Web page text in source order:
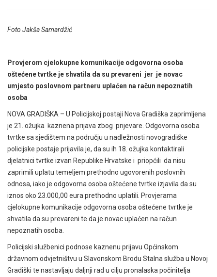
Foto Jakša Samardžić
Provjerom cjelokupne komunikacije odgovorna osoba
oštećene tvrtke je shvatila da su prevareni jer je novac
umjesto poslovnom partneru uplaćen na račun nepoznatih
osoba
NOVA GRADIŠKA – U Policijskoj postaji Nova Gradiška zaprimljena
je 21. ožujka kaznena prijava zbog prijevare. Odgovorna osoba
tvrtke sa sjedištem na području u nadležnosti novogradiške
policijske postaje prijavila je, da su ih 18. ožujka kontaktirali
djelatnici tvrtke izvan Republike Hrvatske i priopćili da nisu
zaprimili uplatu temeljem prethodno ugovorenih poslovnih
odnosa, iako je odgovorna osoba oštećene tvrtke izjavila da su
iznos oko 23.000,00 eura prethodno uplatili. Provjerama
cjelokupne komunikacije odgovorna osoba oštećene tvrtke je
shvatila da su prevareni te da je novac uplaćen na račun
nepoznatih osoba.
Policijski službenici podnose kaznenu prijavu Općinskom
državnom odvjetništvu u Slavonskom Brodu Stalna služba u Novoj
Gradiški te nastavljaju daljnji rad u cilju pronalaska počinitelja